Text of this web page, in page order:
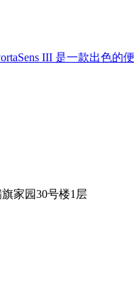
III 是一款出色的
家园30号楼1层